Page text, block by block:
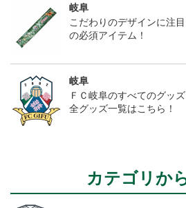
岐阜
こだわりのデザインに注
の必須アイテム！
岐阜
ＦＣ岐阜のすべてのグッ
全グッズ一覧はこちら！
カテゴリか